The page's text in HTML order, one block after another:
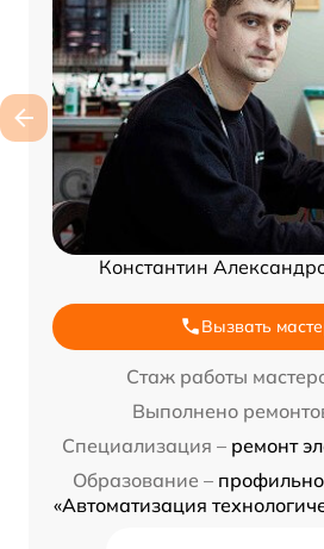
Константин
Вызвать
Стаж работы
Выполнено
Специализация – ремонт
Образование –
«Автоматизация